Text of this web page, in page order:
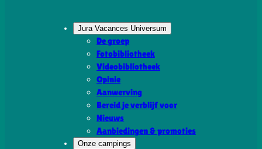
Jura Vacances Universum
De groep
Fotobibliotheek
Videobibliotheek
Opinie
Aanwerving
Bereid je verblijf voor
Nieuws
Aanbiedingen & promoties
Onze campings